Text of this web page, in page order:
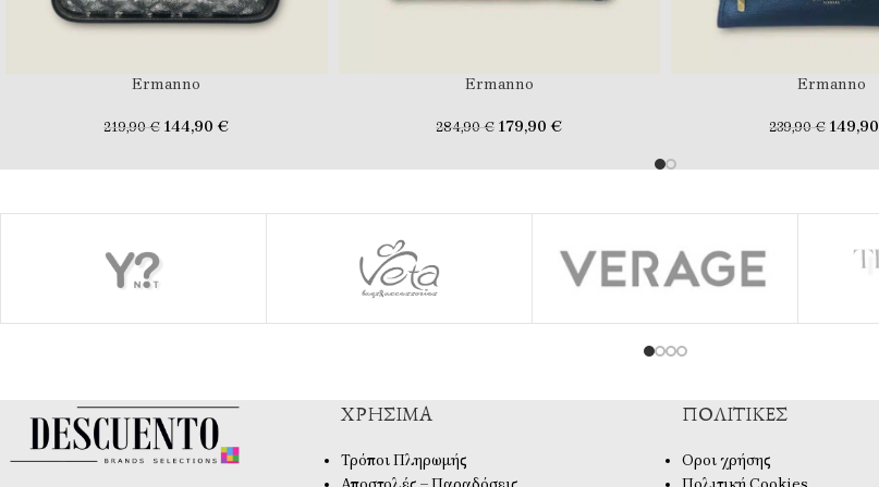
Ermanno
219,90€ 144,90 €
Ermanno
284,90€ 179,90 €
Ermanno
239,90€ 149,90
ΧΡΉΣΙΜΑ
Τρόποι Πληρωμής
ΠΟΛΙΤΙΚΈΣ
Οροι χρήσης